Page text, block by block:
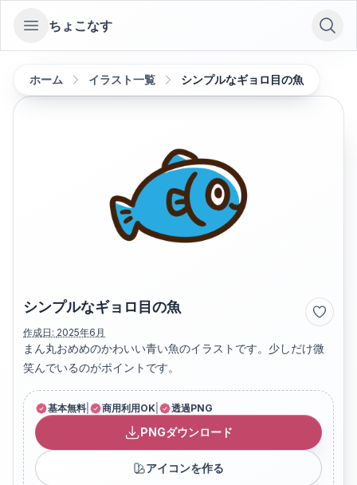
Open sidebar
ちょこなす
ホーム イラスト一覧 シンプルなギョロ目の魚
シンプルなギョロ目の魚
作成日: 2025年6月
まん丸おめめのかわいい青い魚のイラストです。少しだけ微
笑んでいるのがポイントです。
基本無料 商用利用OK 透過PNG
PNGダウンロード
アイコンを作る